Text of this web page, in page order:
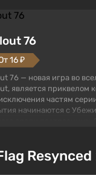
76
16 ₽
76 — новая игра во
является приквелом
частям
начинаются с
Америку упадут
действия Fallout...
Resynced